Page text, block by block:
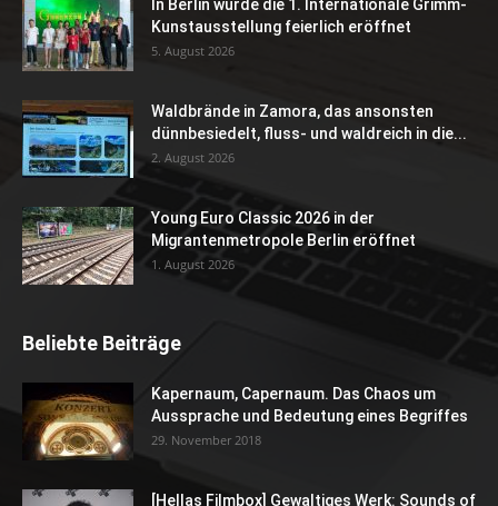
In Berlin wurde die 1. Internationale Grimm-
Kunstausstellung feierlich eröffnet
5. August 2026
Waldbrände in Zamora, das ansonsten
dünnbesiedelt, fluss- und waldreich in die...
2. August 2026
Young Euro Classic 2026 in der
Migrantenmetropole Berlin eröffnet
1. August 2026
Beliebte Beiträge
Kapernaum, Capernaum. Das Chaos um
Aussprache und Bedeutung eines Begriffes
29. November 2018
[Hellas Filmbox] Gewaltiges Werk: Sounds of